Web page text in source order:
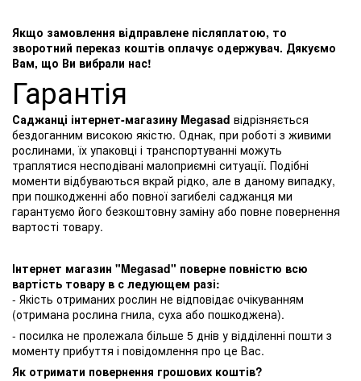
Якщо замовлення відправлене післяплатою, то
зворотний переказ коштів оплачує одержувач. Дякуємо
Вам, що Ви вибрали нас!
Гарантія
Саджанці інтернет-магазину Megasad відрізняється
бездоганним високою якістю. Однак, при роботі з живими
рослинами, їх упаковці і транспортуванні можуть
траплятися несподівані малоприємні ситуації. Подібні
моменти відбуваються вкрай рідко, але в даному випадку,
при пошкодженні або повної загибелі саджанця ми
гарантуємо його безкоштовну заміну або повне повернення
вартості товару.
Інтернет магазин "Megasad" поверне повністю всю
вартість товару в с ледующем разі:
- Якість отриманих рослин не відповідає очікуванням
(отримана рослина гнила, суха або пошкоджена).
- посилка не пролежала більше 5 днів у відділенні пошти з
моменту прибуття і повідомлення про це Вас.
Як отримати повернення грошових коштів?